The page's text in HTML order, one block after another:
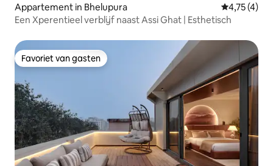
Appartement in Bhelupura
4,75 (4)
Een Xperentieel verblijf naast Assi Ghat | Esthetisch
Favoriet van gasten
Favoriet van gasten